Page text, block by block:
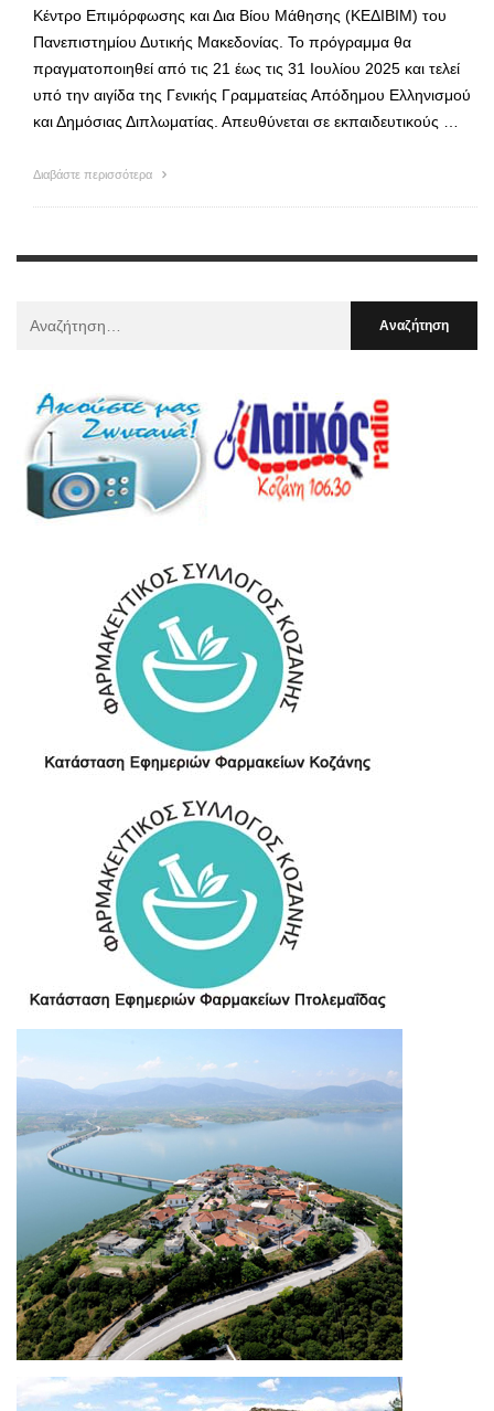
Κέντρο Επιμόρφωσης και Δια Βίου Μάθησης (ΚΕΔΙΒΙΜ) του
Πανεπιστημίου Δυτικής Μακεδονίας. Το πρόγραμμα θα
πραγματοποιηθεί από τις 21 έως τις 31 Ιουλίου 2025 και τελεί
υπό την αιγίδα της Γενικής Γραμματείας Απόδημου Ελληνισμού
και Δημόσιας Διπλωματίας. Απευθύνεται σε εκπαιδευτικούς …
Διαβάστε περισσότερα